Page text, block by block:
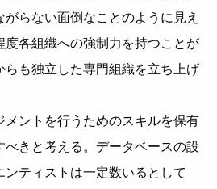
らない面倒なことのように見え
各組織への強制力を持つことが
も独立した専門組織を立ち上げ
ントを行うためのスキルを保有
きと考える。データベースの設
ティストは一定数いるとして